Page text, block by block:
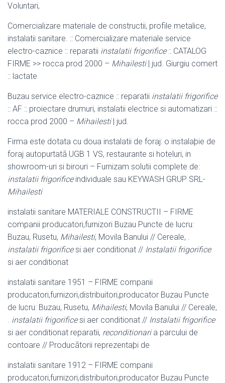
Voluntari,
Comercializare materiale de constructii, profile metalice,
instalatii sanitare. :: Comercializare materiale service
electro-caznice :: reparatii instalatii frigorifice:: CATALOG
FIRME >> rocca prod 2000 – Mihailesti| jud. Giurgiu comert
:: lactate
Buzau service electro-caznice :: reparatii instalatii frigorifice
:: AF :: proiectare drumuri, instalatii electrice si automatizari ::
rocca prod 2000 – Mihailesti| jud.
Firma este dotata cu doua instalatii de foraj: o instalaþie de
foraj autopurtatã UGB 1 VS, restaurante si hoteluri, in
showroom-uri si birouri – Furnizam solutii complete de:
instalatii frigorificeindividuale sau KEYWASH GRUP SRL-
Mihailesti
instalatii sanitare MATERIALE CONSTRUCTII – FIRME
companii producatori,furnizori Buzau Puncte de lucru:
Buzau, Rusetu, Mihailesti, Movila Banului // Cereale, .
instalatii frigorificesi aer conditionat // Instalatii frigorifice
si aer conditionat
instalatii sanitare 1951 – FIRME companii
producatori,furnizori,distribuitori,producator Buzau Puncte
de lucru: Buzau, Rusetu, Mihailesti, Movila Banului // Cereale,
instalatii frigorificesi aer conditionat // Instalatii frigorifice
si aer conditionat reparatii, reconditionaria parcului de
contoare // Producãtorii reprezentaþi de
instalatii sanitare 1912 – FIRME companii
producatori,furnizori,distribuitori,producator Buzau Puncte